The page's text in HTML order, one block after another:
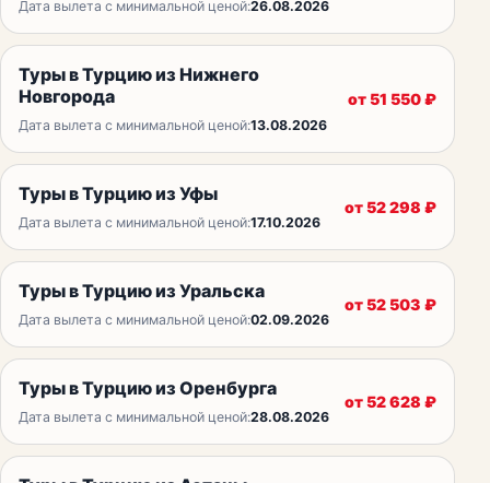
Дата вылета с минимальной ценой:26.08.2026
Туры в Турцию из Нижнего
Новгорода
Дата вылета с минимальной ценой:13.08.2026
от51 550₽
Туры в Турцию из Уфы
Дата вылета с минимальной ценой:17.10.2026
от52 298 ₽
Туры в Турцию из Уральска
Дата вылета с минимальной ценой:02.09.2026
от52 503 ₽
Туры в Турцию из Оренбурга
Дата вылета с минимальной ценой:28.08.2026
от52 628 ₽